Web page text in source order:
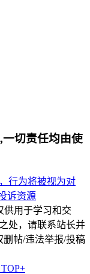
切责任均由使
行为将被视为对
诉资源
供用于学习和交
处，请联系站长并
删帖/违法举报/投稿